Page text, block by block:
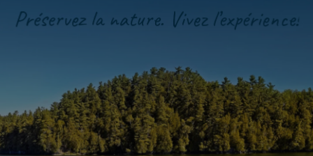
Préservez la nature. Vivez l’expérience!